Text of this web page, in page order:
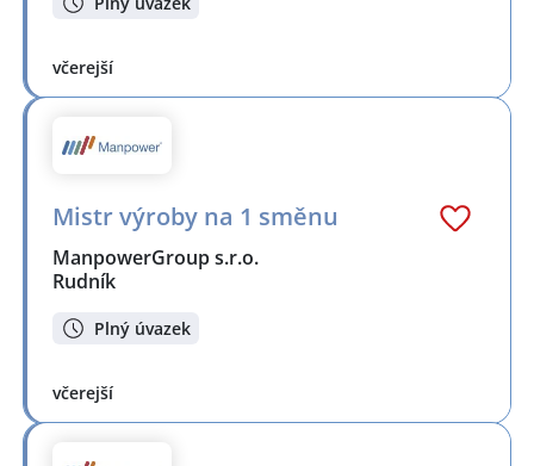
včerejší
Mistr výroby na 1 směnu
ManpowerGroup s.r.o.
Rudník
Plný úvazek
včerejší